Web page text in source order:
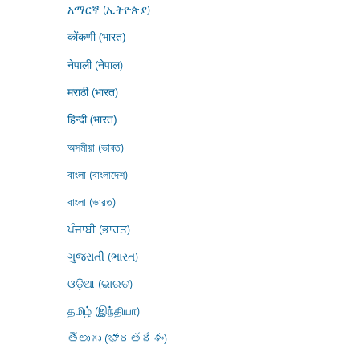
አማርኛ (ኢትዮጵያ)
कोंकणी (भारत)
नेपाली (नेपाल)
मराठी (भारत)
हिन्दी (भारत)
অসমীয়া (ভাৰত)
বাংলা (বাংলাদেশ)
বাংলা (ভারত)
ਪੰਜਾਬੀ (ਭਾਰਤ)
ગુજરાતી (ભારત)
ଓଡ଼ିଆ (ଭାରତ)
தமிழ் (இந்தியா)
తెలుగు (భారతదేశం)